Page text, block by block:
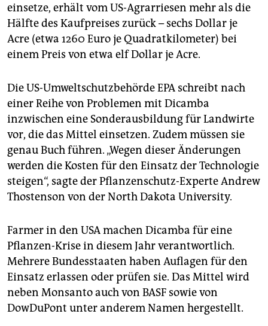
genossenschaft
epaper login
einsetze, erhält vom US-Agrarriesen mehr als die
Hälfte des Kaufpreises zurück – sechs Dollar je
Acre (etwa 1260 Euro je Quadratkilometer) bei
einem Preis von etwa elf Dollar je Acre.
Die US-Umweltschutzbehörde EPA schreibt nach
einer Reihe von Problemen mit Dicamba
inzwischen eine Sonderausbildung für Landwirte
vor, die das Mittel einsetzen. Zudem müssen sie
genau Buch führen. „Wegen dieser Änderungen
werden die Kosten für den Einsatz der Technologie
steigen“, sagte der Pflanzenschutz-Experte Andrew
Thostenson von der North Dakota University.
Farmer in den USA machen Dicamba für eine
Pflanzen-Krise in diesem Jahr verantwortlich.
Mehrere Bundesstaaten haben Auflagen für den
Einsatz erlassen oder prüfen sie. Das Mittel wird
neben Monsanto auch von BASF sowie von
DowDuPont unter anderem Namen hergestellt.